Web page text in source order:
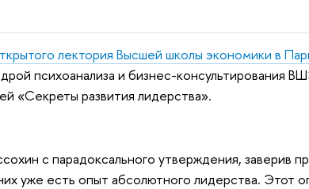
лектория Высшей школы экономики в
психоанализа и бизнес-консультирования
«Секреты развития лидерства».
с парадоксального утверждения, заверив
уже есть опыт абсолютного лидерства. Этот